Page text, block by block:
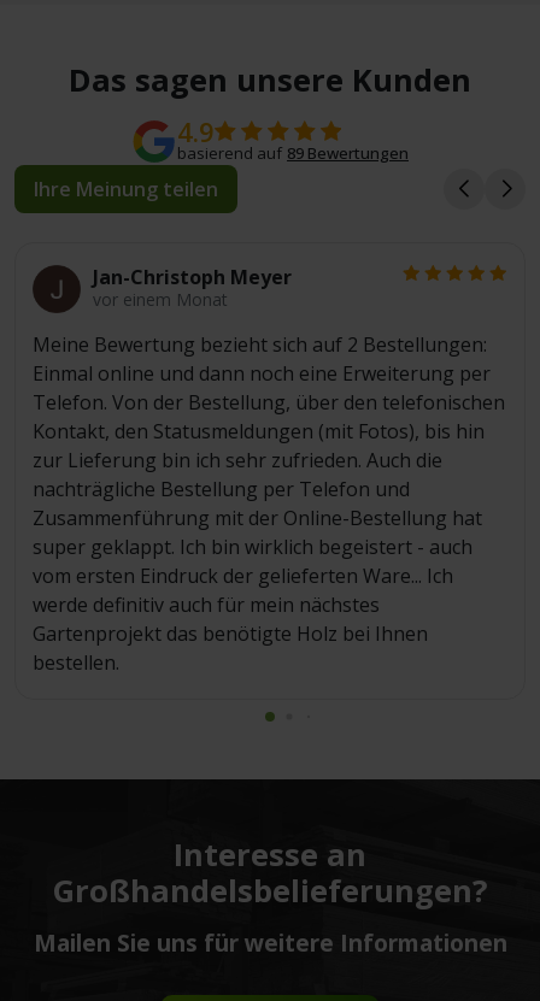
Das sagen unsere Kunden
4.9
basierend auf 89 Bewertungen
Ihre Meinung teilen
Jan-Christoph Meyer
vor einem Monat
Meine Bewertung bezieht sich auf 2 Bestellungen:
Einmal online und dann noch eine Erweiterung per
Telefon. Von der Bestellung, über den telefonischen
Kontakt, den Statusmeldungen (mit Fotos), bis hin
zur Lieferung bin ich sehr zufrieden. Auch die
nachträgliche Bestellung per Telefon und
Zusammenführung mit der Online-Bestellung hat
super geklappt. Ich bin wirklich begeistert - auch
vom ersten Eindruck der gelieferten Ware... Ich
werde definitiv auch für mein nächstes
Gartenprojekt das benötigte Holz bei Ihnen
bestellen.
Interesse an
Großhandelsbelieferungen?
Mailen Sie uns für weitere Informationen